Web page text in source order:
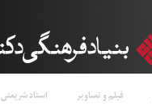
فیلم و تصاویر استاد شریعتی